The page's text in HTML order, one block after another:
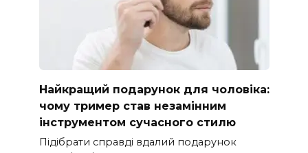
Найкращий подарунок для чоловіка:
чому тример став незамінним
інструментом сучасного стилю
Підібрати справді вдалий подарунок